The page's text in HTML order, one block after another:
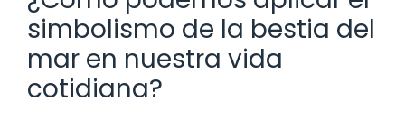
simbolismo de la bestia del
mar en nuestra vida
cotidiana?